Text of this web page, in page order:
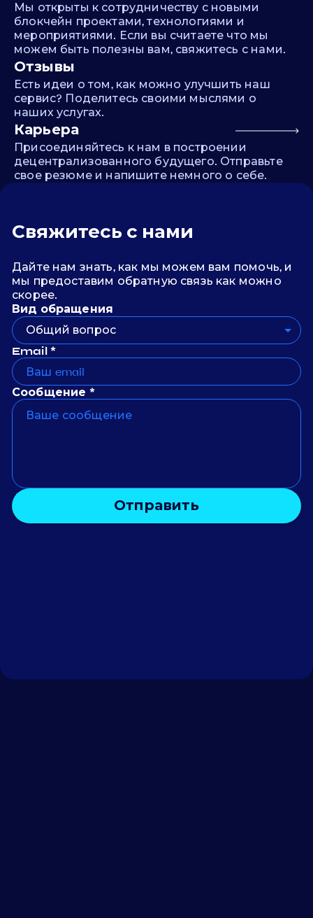
Мы открыты к сотрудничеству с новыми
блокчейн проектами, технологиями и
мероприятиями. Если вы считаете что мы
можем быть полезны вам, свяжитесь с нами.
Отзывы
Есть идеи о том, как можно улучшить наш
сервис? Поделитесь своими мыслями о
наших услугах.
Карьера
Присоединяйтесь к нам в построении
децентрализованного будущего. Отправьте
свое резюме и напишите немного о себе.
Свяжитесь с нами
Дайте нам знать, как мы можем вам помочь, и
мы предоставим обратную связь как можно
скорее.
Вид обращения
Общий вопрос
Email *
Сообщение *
Отправить